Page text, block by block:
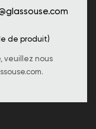
de produit)
veuillez nous
.